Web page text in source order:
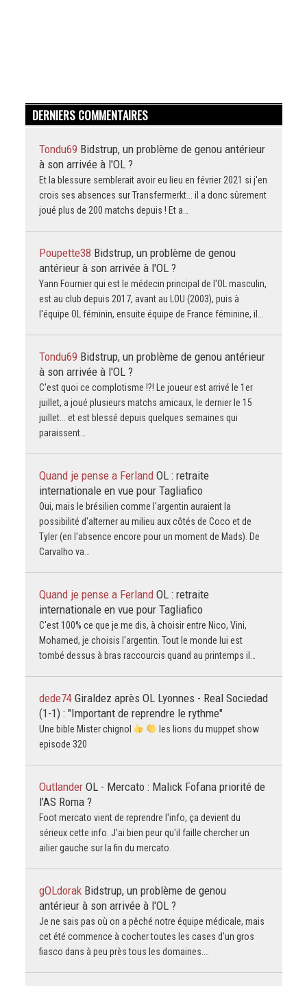
DERNIERS COMMENTAIRES
Tondu69 Bidstrup, un problème de genou antérieur
à son arrivée à l'OL ?
Et la blessure semblerait avoir eu lieu en février 2021 si j'en
crois ses absences sur Transfermerkt... il a donc sûrement
joué plus de 200 matchs depuis ! Et a…
Poupette38 Bidstrup, un problème de genou
antérieur à son arrivée à l'OL ?
Yann Fournier qui est le médecin principal de l'OL masculin,
est au club depuis 2017, avant au LOU (2003), puis à
l'équipe OL féminin, ensuite équipe de France féminine, il…
Tondu69 Bidstrup, un problème de genou antérieur
à son arrivée à l'OL ?
C'est quoi ce complotisme !?! Le joueur est arrivé le 1er
juillet, a joué plusieurs matchs amicaux, le dernier le 15
juillet... et est blessé depuis quelques semaines qui
paraissent…
Quand je pense a Ferland OL : retraite
internationale en vue pour Tagliafico
Oui, mais le brésilien comme l'argentin auraient la
possibilité d'alterner au milieu aux côtés de Coco et de
Tyler (en l'absence encore pour un moment de Mads). De
Carvalho va…
Quand je pense a Ferland OL : retraite
internationale en vue pour Tagliafico
C'est 100% ce que je me dis, à choisir entre Nico, Vini,
Mohamed, je choisis l'argentin. Tout le monde lui est
tombé dessus à bras raccourcis quand au printemps il…
dede74 Giraldez après OL Lyonnes - Real Sociedad
(1-1) : "Important de reprendre le rythme"
Une bible Mister chignol
les lions du muppet show
episode 320
Outlander OL - Mercato : Malick Fofana priorité de
l’AS Roma ?
Foot mercato vient de reprendre l'info, ça devient du
sérieux cette info. J'ai bien peur qu'il faille chercher un
ailier gauche sur la fin du mercato.
gOLdorak Bidstrup, un problème de genou
antérieur à son arrivée à l'OL ?
Je ne sais pas où on a pêché notre équipe médicale, mais
cet été commence à cocher toutes les cases d'un gros
fiasco dans à peu près tous les domaines.…